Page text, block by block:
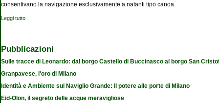
consentivano la navigazione esclusivamente a natanti tipo canoa.
Leggi tutto
Pubblicazioni
Sulle tracce di Leonardo: dal borgo Castello di Buccinasco al borgo San
Granpavese, l'oro di Milano
Identità e Ambiente sul Naviglio Grande: Il potere alle porte di Milano
Eid-Olon, il segreto delle acque meravigliose